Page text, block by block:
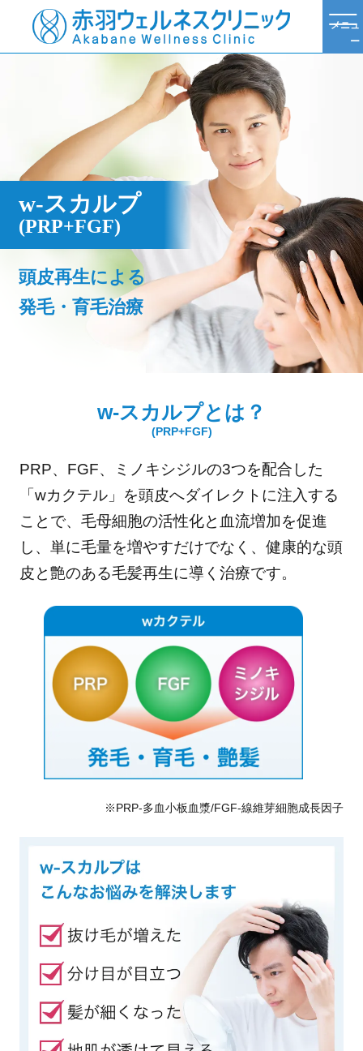
メニュ
ー
PRP皮膚再生医療 w-スカルプ [薄毛治療]
w-スカルプ
(PRP+FGF)
頭皮再生による
発毛・育毛治療
※PRP-多血小板血漿/FGF-線維芽細胞成長因子
w-スカルプとは？
(PRP+FGF)
PRP、FGF、ミノキシジルの3つを配合した
「wカクテル」を頭皮へダイレクトに注入する
ことで、毛母細胞の活性化と血流増加を促進
し、単に毛量を増やすだけでなく、健康的な頭
皮と艶のある毛髪再生に導く治療です。